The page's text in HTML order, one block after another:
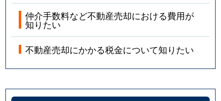
仲介手数料など不動産売却における費用が
知りたい
不動産売却にかかる税金について知りたい